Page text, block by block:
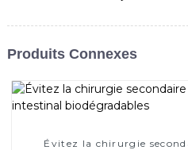
Produits Connexes
Évitez la chirurgie